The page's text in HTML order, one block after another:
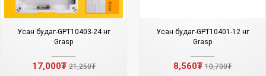
Усан будаг-GPT10403-24 өнгө
Grasp
17,000₮21,250₮
Усан будаг-GPT10401-12 өнгө
Grasp
8,560₮ 10,700₮